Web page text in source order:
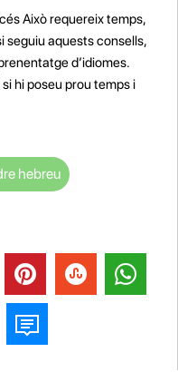
Això requereix temps,
seguiu aquests consells,
d’idiomes.
hi poseu prou temps i
hebreu